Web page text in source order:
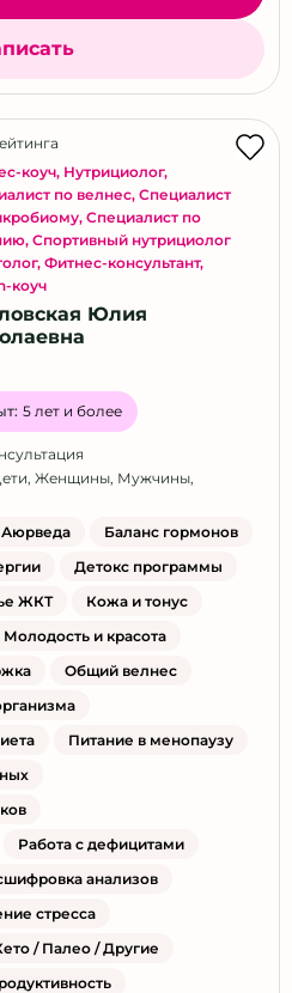
коуч, Нутрициолог,
по велнес, Специалист
, Специалист по
, Спортивный нутрициолог
, Фитнес-консультант,
коуч
Юлия
5 лет и более
, Женщины, Мужчины,
Аюрведа
Баланс гормонов
Детокс программы
ЖКТ
Кожа и тонус
Молодость и красота
Общий велнес
Питание в менопаузу
Работа с дефицитами
анализов
стресса
/ Палео / Другие